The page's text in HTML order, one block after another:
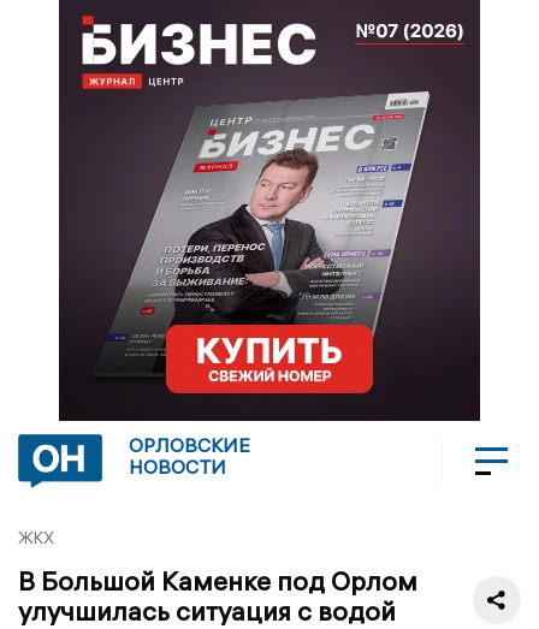
ОРЛОВСКИЕ
НОВОСТИ
ЖКХ
В Большой Каменке под Орлом
улучшилась ситуация с водой